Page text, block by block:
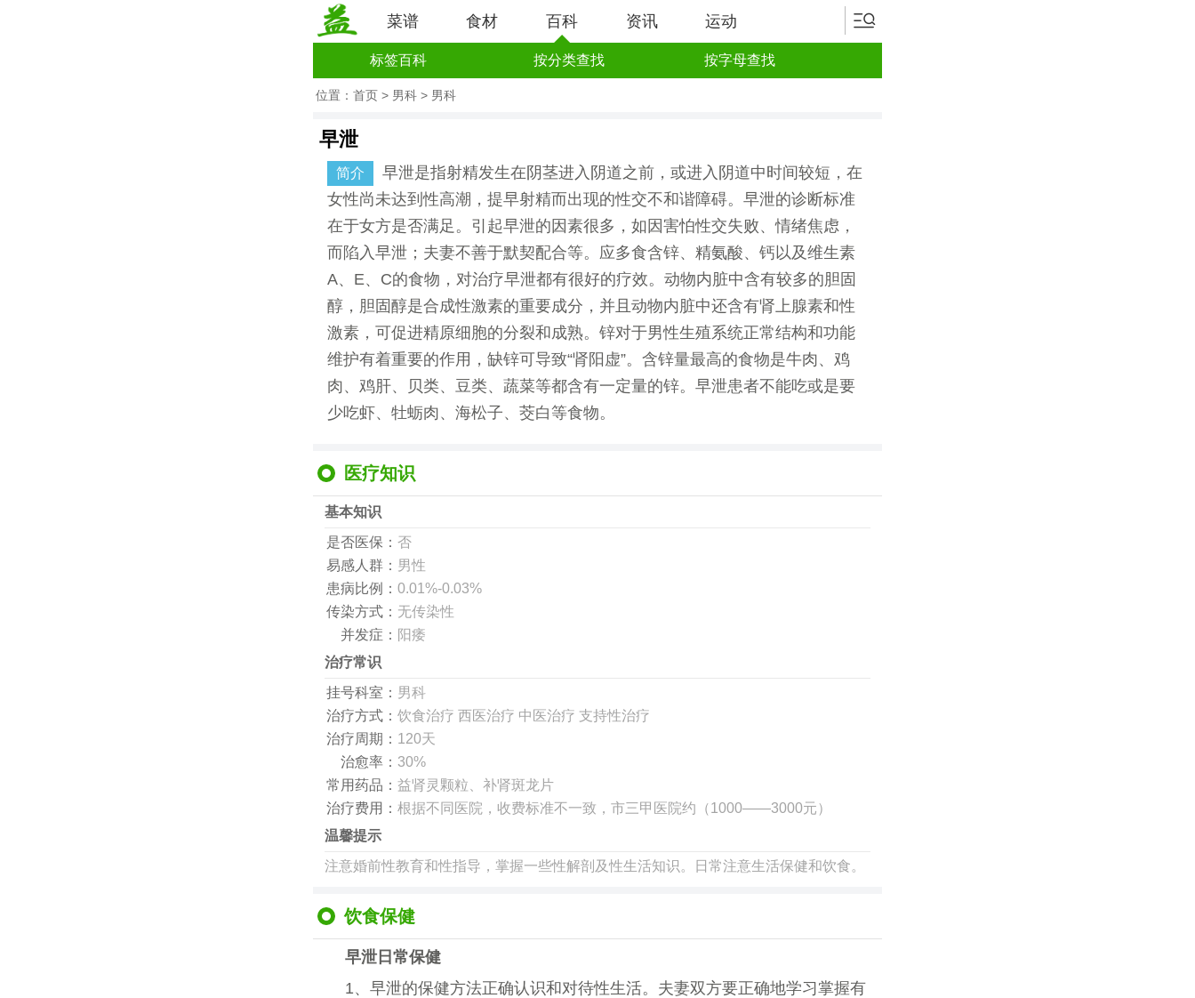
菜谱 食材 百科 资讯 运动
标签百科 按分类查找 按字母查找
位置： 首页 > 男科 > 男科
早泄
简介
早泄是指射精发生在阴茎进入阴道之前，或进入阴道中时间较短，在
女性尚未达到性高潮，提早射精而出现的性交不和谐障碍。早泄的诊断标准
在于女方是否满足。引起早泄的因素很多，如因害怕性交失败、情绪焦虑，
而陷入早泄；夫妻不善于默契配合等。应多食含锌、精氨酸、钙以及维生素
A、E、C的食物，对治疗早泄都有很好的疗效。动物内脏中含有较多的胆固
醇，胆固醇是合成性激素的重要成分，并且动物内脏中还含有肾上腺素和性
激素，可促进精原细胞的分裂和成熟。锌对于男性生殖系统正常结构和功能
维护有着重要的作用，缺锌可导致“肾阳虚”。含锌量最高的食物是牛肉、鸡
肉、鸡肝、贝类、豆类、蔬菜等都含有一定量的锌。早泄患者不能吃或是要
少吃虾、牡蛎肉、海松子、茭白等食物。
医疗知识
基本知识
是否医保： 否
易感人群： 男性
患病比例： 0.01%-0.03%
传染方式： 无传染性
并发症： 阳痿
治疗常识
挂号科室： 男科
治疗方式： 饮食治疗 西医治疗 中医治疗 支持性治疗
治疗周期： 120天
治愈率： 30%
常用药品： 益肾灵颗粒、补肾斑龙片
治疗费用： 根据不同医院，收费标准不一致，市三甲医院约（1000——3000元）
温馨提示
注意婚前性教育和性指导，掌握一些性解剖及性生活知识。日常注意生活保健和饮食。
饮食保健
早泄日常保健
1、早泄的保健方法正确认识和对待性生活。夫妻双方要正确地学习掌握有